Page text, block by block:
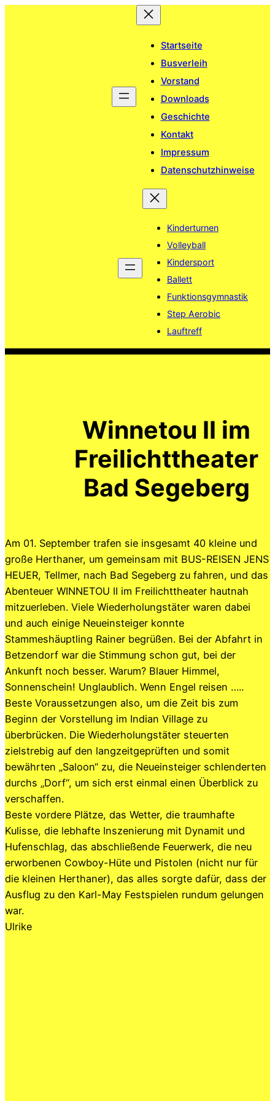
Startseite
Busverleih
Vorstand
Downloads
Geschichte
Kontakt
Impressum
Datenschutzhinweise
Kinderturnen
Volleyball
Kindersport
Ballett
Funktionsgymnastik
Step Aerobic
Lauftreff
Winnetou II im
Freilichttheater
Bad Segeberg
Am 01. September trafen sie insgesamt 40 kleine und
große Herthaner, um gemeinsam mit BUS-REISEN JENS
HEUER, Tellmer, nach Bad Segeberg zu fahren, und das
Abenteuer WINNETOU II im Freilichttheater hautnah
mitzuerleben. Viele Wiederholungstäter waren dabei
und auch einige Neueinsteiger konnte
Stammeshäuptling Rainer begrüßen. Bei der Abfahrt in
Betzendorf war die Stimmung schon gut, bei der
Ankunft noch besser. Warum? Blauer Himmel,
Sonnenschein! Unglaublich. Wenn Engel reisen …..
Beste Voraussetzungen also, um die Zeit bis zum
Beginn der Vorstellung im Indian Village zu
überbrücken. Die Wiederholungstäter steuerten
zielstrebig auf den langzeitgeprüften und somit
bewährten „Saloon“ zu, die Neueinsteiger schlenderten
durchs „Dorf“, um sich erst einmal einen Überblick zu
verschaffen.
Beste vordere Plätze, das Wetter, die traumhafte
Kulisse, die lebhafte Inszenierung mit Dynamit und
Hufenschlag, das abschließende Feuerwerk, die neu
erworbenen Cowboy-Hüte und Pistolen (nicht nur für
die kleinen Herthaner), das alles sorgte dafür, dass der
Ausflug zu den Karl-May Festspielen rundum gelungen
war.
Ulrike